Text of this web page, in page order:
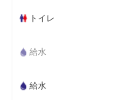
トイレ
給水
給水